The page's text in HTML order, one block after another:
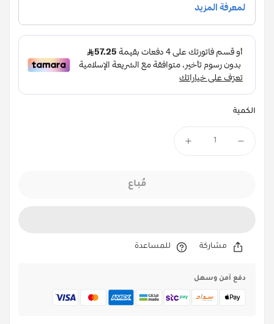
الكمية
مُباع
مشاركة للمساعدة
دفع آمن وسهل